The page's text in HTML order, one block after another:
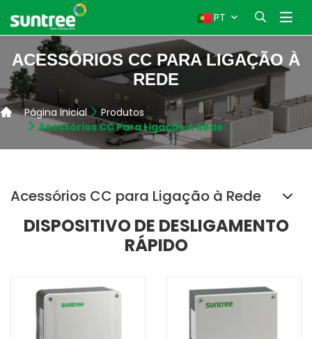
PT
ACESSÓRIOS CC PARA LIGAÇÃO À
REDE
Página Inicial
Produtos
Acessórios CC Para Ligação À Rede
Acessórios CC para Ligação à Rede
DISPOSITIVO DE DESLIGAMENTO
RÁPIDO